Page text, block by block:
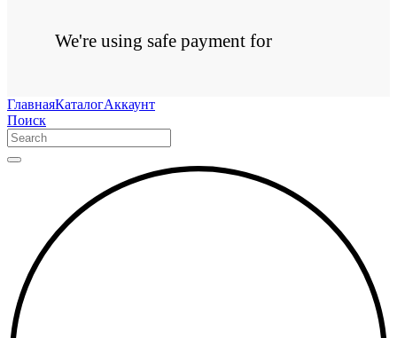
We're using safe payment for
ГлавнаяКаталогАккаунт
Поиск